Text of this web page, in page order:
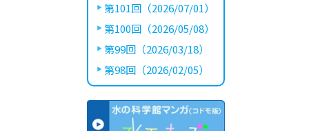
第101回（2026/07/01）
第100回（2026/05/08）
第99回（2026/03/18）
第98回（2026/02/05）